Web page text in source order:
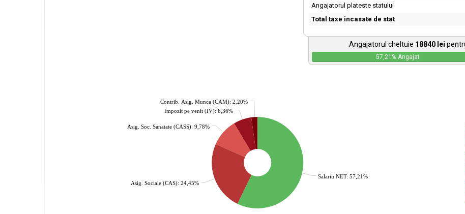
Angajatorul plateste statului
Total taxe incasate de stat
Angajatorul cheltuie 18840 lei
57,21 % Angajat
Salariu NET: 57,21%
Asig. Sociale (CAS): 24,45%
Asig. Soc. Sanatate (CASS): 9,78%
Impozit pe venit (IV): 6,36%
Contrib. Asig. Munca (CAM): 2,20%